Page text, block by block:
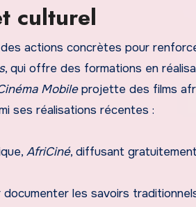
culturel
actions concrètes pour
, qui offre des formations en
Mobileprojette des films
ses réalisations récentes :
AfriCiné, diffusant
les savoirs